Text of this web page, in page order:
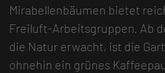
Mirabellenbäumen bietet
Freiluft-Arbeitsgruppen. Ab
die Natur erwacht, ist die
ohnehin ein grünes